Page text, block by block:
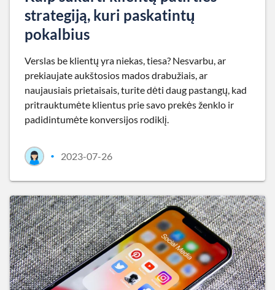
strategiją, kuri paskatintų
pokalbius
Verslas be klientų yra niekas, tiesa? Nesvarbu, ar
prekiaujate aukštosios mados drabužiais, ar
naujausiais prietaisais, turite dėti daug pastangų, kad
pritrauktumėte klientus prie savo prekės ženklo ir
padidintumėte konversijos rodiklį.
• 2023-07-26